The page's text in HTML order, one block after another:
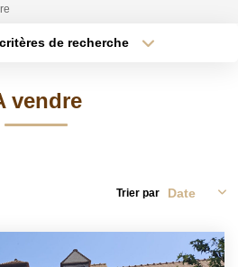
CONTACT
de recherche
vendre
Trier par